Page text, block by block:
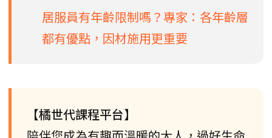
居服員有年齡限制嗎？專家：各年齡層
都有優點，因材施用更重要
【橘世代課程平台】